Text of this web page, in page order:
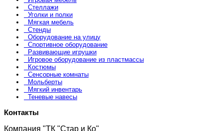
Стеллажи
Уголки и полки
Мягкая мебель
Стенды
Оборудование на улицу
Спортивное оборудование
Развивающие игрушки
Игровое оборудование из пластмассы
Костюмы
Сенсорные комнаты
Мольберты
Мягкий инвентарь
Теневые навесы
Контакты
Компания "ТК "Стар и Ко"